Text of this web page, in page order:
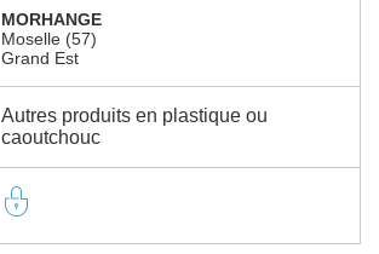
MORHANGE
Moselle (57)
Grand Est
Autres produits en plastique ou
caoutchouc